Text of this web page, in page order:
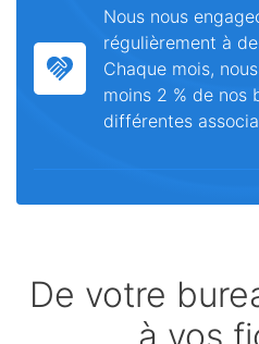
Nous nous
régulièrement à
Chaque mois,
moins 2 % de nos
différentes
De votre